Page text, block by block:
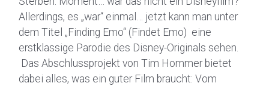
Allerdings, es „war“ einmal… jetzt kann man unter
dem Titel „Finding Emo“ (Findet Emo) eine
erstklassige Parodie des Disney-Originals sehen.
Das Abschlussprojekt von Tim Hommer bietet
dabei alles, was ein guter Film braucht: Vom